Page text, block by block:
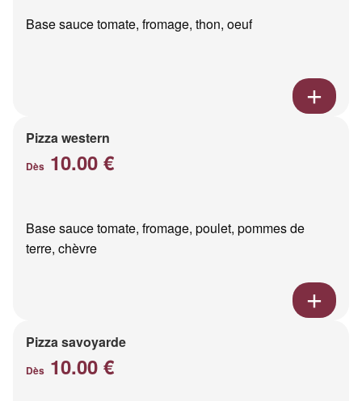
Base sauce tomate, fromage, thon, oeuf
Pizza western
Dès 10.00 €
Base sauce tomate, fromage, poulet, pommes de
terre, chèvre
Pizza savoyarde
Dès 10.00 €